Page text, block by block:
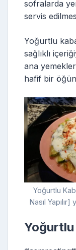
sofralarda
servis
Yoğurtlu
sağlıklı
ana
hafif bir
Yoğurtlu
Nasıl
Yoğurtlu